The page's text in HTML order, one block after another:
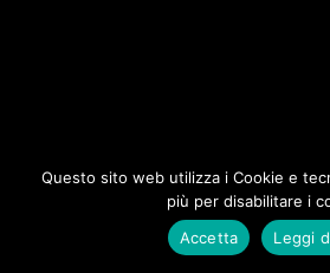
Questo sito web utilizza i Cookie e
più per disabilitare i
Accetta
Leggi